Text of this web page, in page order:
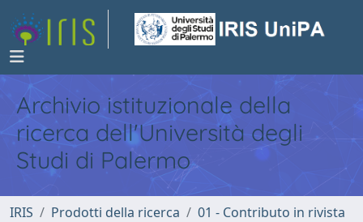
Archivio istituzionale della
ricerca dell'Università degli
Studi di Palermo
IRIS Prodotti della ricerca
01 - Contributo in rivista